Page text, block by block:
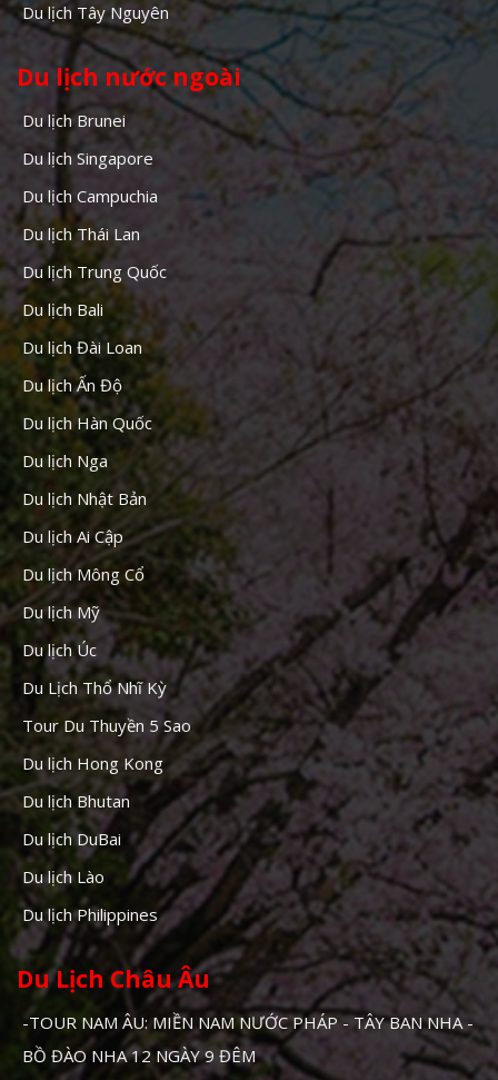
Du lịch Tây Nguyên
Du lịch nước ngoài
Du lịch Brunei
Du lịch Singapore
Du lịch Campuchia
Du lịch Thái Lan
Du lịch Trung Quốc
Du lịch Bali
Du lịch Đài Loan
Du lịch Ấn Độ
Du lịch Hàn Quốc
Du lịch Nga
Du lịch Nhật Bản
Du lịch Ai Cập
Du lịch Mông Cổ
Du lịch Mỹ
Du lịch Úc
Du Lịch Thổ Nhĩ Kỳ
Tour Du Thuyền 5 Sao
Du lịch Hong Kong
Du lịch Bhutan
Du lịch DuBai
Du lịch Lào
Du lịch Philippines
Du Lịch Châu Âu
-TOUR NAM ÂU: MIỀN NAM NƯỚC PHÁP - TÂY BAN NHA -
BỒ ĐÀO NHA 12 NGÀY 9 ĐÊM